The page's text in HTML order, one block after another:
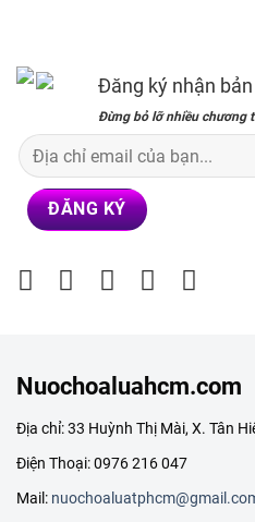
Đăng ký nhận
Đừng bỏ lỡ nhiều chương
Nuochoaluahcm.com
Địa chỉ: 33 Huỳnh Thị Mài, X. Tân
Điện Thoại: 0976 216 047
Mail: